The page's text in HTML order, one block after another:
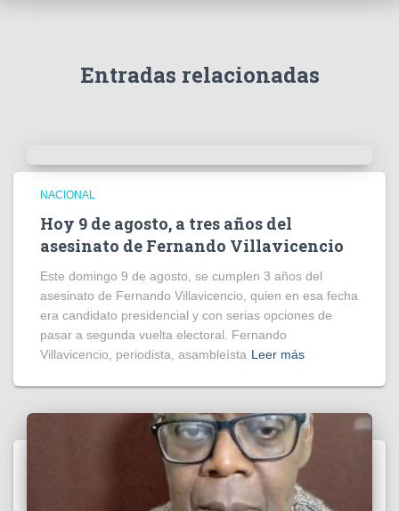
Entradas relacionadas
NACIONAL
Hoy 9 de agosto, a tres años del
asesinato de Fernando Villavicencio
Este domingo 9 de agosto, se cumplen 3 años del
asesinato de Fernando Villavicencio, quien en esa fecha
era candidato presidencial y con serias opciones de
pasar a segunda vuelta electoral. Fernando
Villavicencio, periodista, asambleísta Leer más